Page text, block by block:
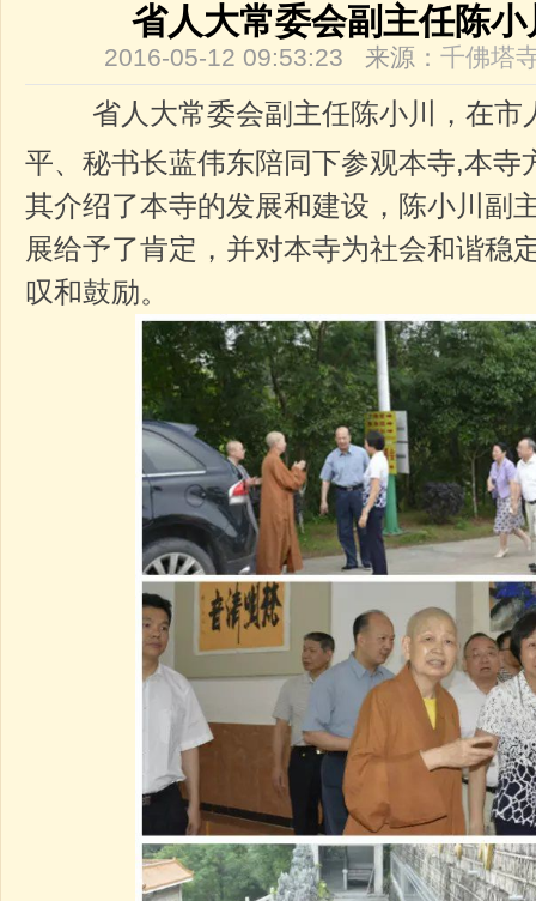
省人大常委会副主任陈
2016-05-12 09:53:23 来源： 千佛塔
省人大常委会副主任陈小川，在市
平、秘书长蓝伟东陪同下参观本寺,本寺
其介绍了本寺的发展和建设，陈小川副
展给予了肯定，并对本寺为社会和谐稳
叹和鼓励。